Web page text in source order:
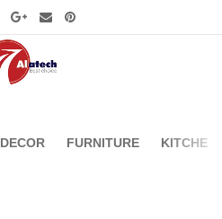
DECOR FURNITURE KITCHEN